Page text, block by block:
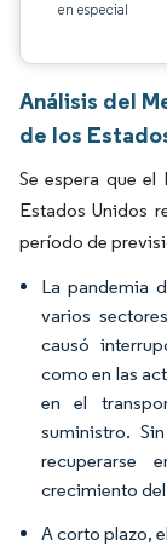
en especial
Análisis del
de los
Se espera que
Estados Unidos
período de
La pandemia
varios
causó
como en las
en el
suministro.
recuperarse
crecimiento
A corto plazo,